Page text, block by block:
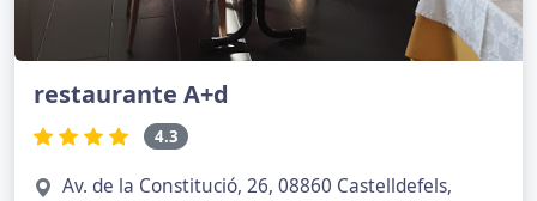
restaurante A+d
4.3
Av. de la Constitució, 26, 08860 Castelldefels,